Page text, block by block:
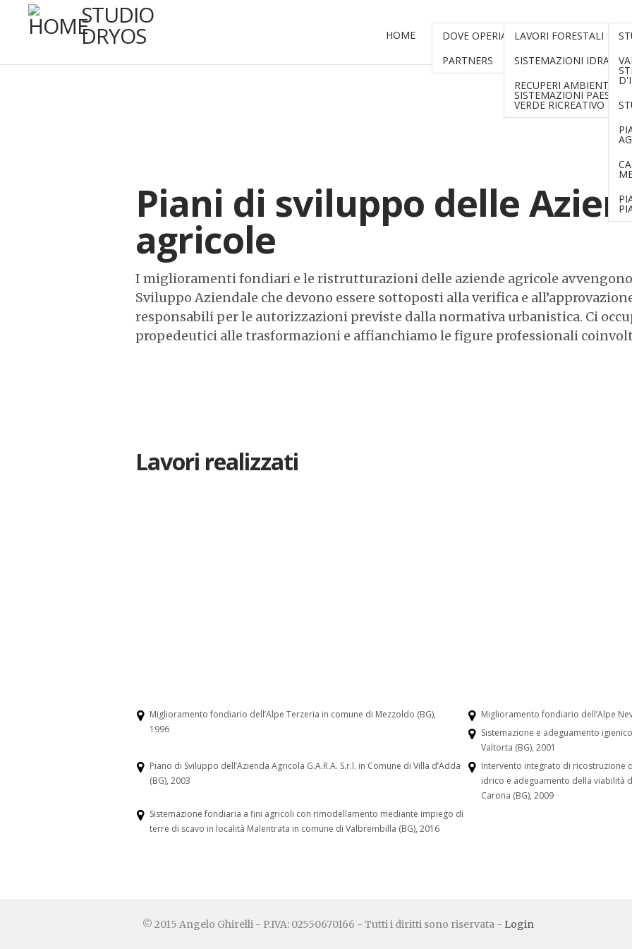
STUDIO
DRYOS HOME CHI SIAMO
DOVE OPERIAMO
PARTNERS
PROGETTAZIONE
LAVORI FORESTALI
SISTEMAZIONI
RECUPERI AMBIENTALI,
SISTEMAZIONI
VERDE RICREATIVO
Piani di sviluppo delle
agricole
I miglioramenti fondiari e le ristrutturazioni delle aziende agricole
Sviluppo Aziendale che devono essere sottoposti alla verifica e
responsabili per le autorizzazioni previste dalla normativa urbanistica. Ci
propedeutici alle trasformazioni e affianchiamo le figure professionali
Lavori realizzati
Miglioramento fondiario dell’Alpe Terzeria in comune di Mezzoldo (BG),
1996
Miglioramento fondiario dell’Alpe
Sistemazione e adeguamento
Valtorta (BG), 2001
Piano di Sviluppo dell’Azienda Agricola G.A.R.A. S.r.l. in Comune di Villa d’Adda
(BG), 2003
Intervento integrato di ricostruzione
idrico e adeguamento della viabilità
Carona (BG), 2009
Sistemazione fondiaria a fini agricoli con rimodellamento mediante impiego di
terre di scavo in località Malentrata in comune di Valbrembilla (BG), 2016
© 2015 Angelo Ghirelli - P.IVA: 02550670166 - Tutti i diritti sono riservata - Login